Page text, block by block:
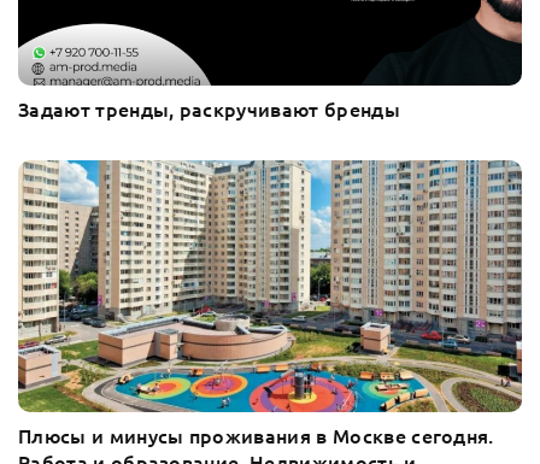
Задают тренды, раскручивают бренды
Плюсы и минусы проживания в Москве сегодня.